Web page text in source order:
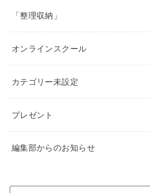
「整理収納」
オンラインスクール
カテゴリー未設定
プレゼント
編集部からのお知らせ